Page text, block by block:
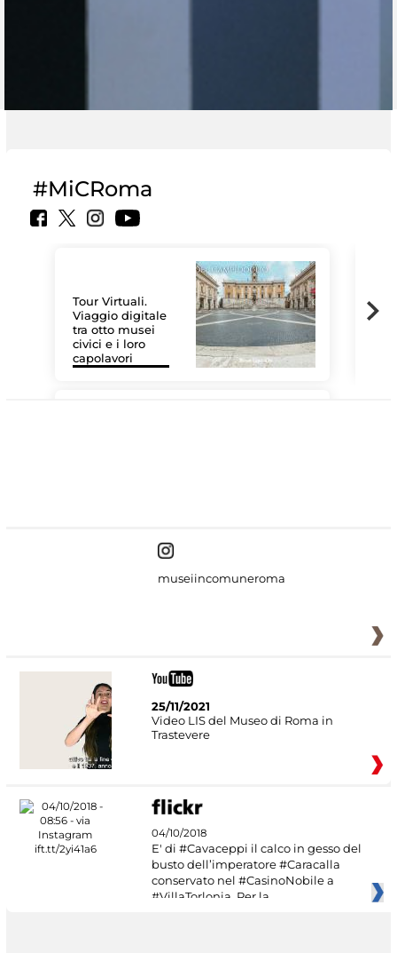
#MiCRoma
Tour Virtuali.
Viaggio digitale
tra otto musei
civici e i loro
capolavori
museiincomuneroma
25/11/2021
Video LIS del Museo di Roma in
Trastevere
04/10/2018
E' di #Cavaceppi il calco in gesso del
busto dell’imperatore #Caracalla
conservato nel #CasinoNobile a
#VillaTorlonia. Per la